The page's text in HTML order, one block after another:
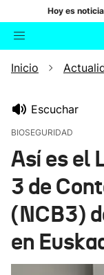
Hoy es noticia
Buscador
Inicio
Escuchar
BIOSEGURIDAD
Así es el
3 de
(NCB3)
en